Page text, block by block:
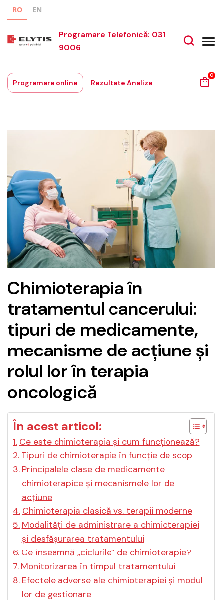
RO EN
Programare Telefonică: 031
9006
Programare online Rezultate Analize
0
Chimioterapia în
tratamentul cancerului:
tipuri de medicamente,
mecanisme de acțiune și
rolul lor în terapia
oncologică
În acest articol:
Ce este chimioterapia și cum funcționează?
Tipuri de chimioterapie în funcție de scop
Principalele clase de medicamente
chimioterapice și mecanismele lor de
acțiune
Chimioterapia clasică vs. terapii moderne
Modalități de administrare a chimioterapiei
și desfășurarea tratamentului
Ce înseamnă „ciclurile” de chimioterapie?
Monitorizarea în timpul tratamentului
Efectele adverse ale chimioterapiei și modul
lor de gestionare